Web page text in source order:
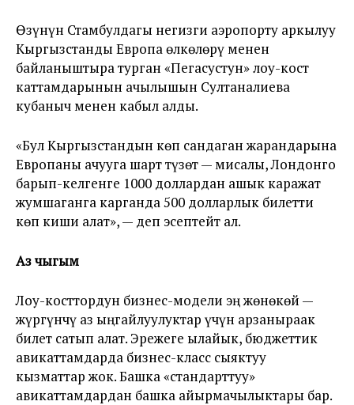
Өзүнүн Стамбулдагы негизги аэропорту аркылуу
Кыргызстанды Европа өлкөлөрү менен
байланыштыра турган «Пегасустун» лоу-кост
каттамдарынын ачылышын Султаналиева
кубаныч менен кабыл алды.
«Бул Кыргызстандын көп сандаган жарандарына
Европаны ачууга шарт түзөт — мисалы, Лондонго
барып-келгенге 1000 доллардан ашык каражат
жумшаганга карганда 500 долларлык билетти
көп киши алат», — деп эсептейт ал.
Аз чыгым
Лоу-косттордун бизнес-модели эң жөнөкөй —
жүргүнчү аз ыңгайлуулуктар үчүн арзаныраак
билет сатып алат. Эрежеге ылайык, бюджеттик
авикаттамдарда бизнес-класс сыяктуу
кызматтар жок. Башка «стандарттуу»
авикаттамдардан башка айырмачылыктары бар.